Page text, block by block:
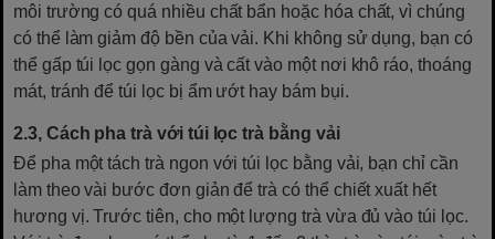
môi trường có quá nhiều chất bẩn hoặc hóa chất, vì chúng
có thể làm giảm độ bền của vải. Khi không sử dụng, bạn có
thể gấp túi lọc gọn gàng và cất vào một nơi khô ráo, thoáng
mát, tránh để túi lọc bị ẩm ướt hay bám bụi.
2.3, Cách pha trà với túi lọc trà bằng vải
Để pha một tách trà ngon với túi lọc bằng vải, bạn chỉ cần
làm theo vài bước đơn giản để trà có thể chiết xuất hết
hương vị. Trước tiên, cho một lượng trà vừa đủ vào túi lọc.